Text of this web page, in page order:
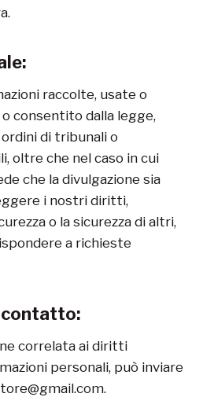
raccolte, usate o
consentito dalla legge,
di tribunali o
oltre che nel caso in cui
che la divulgazione sia
i nostri diritti,
o la sicurezza di altri,
a richieste
correlata ai diritti
personali, può inviare